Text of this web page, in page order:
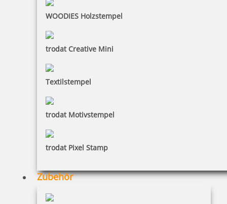
WOODIES Holzstempel
trodat Creative Mini
Textilstempel
trodat Motivstempel
trodat Pixel Stamp
Zubehör